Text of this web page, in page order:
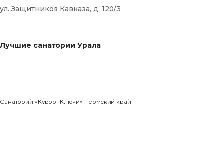
ул. Защитников Кавказа, д. 120/3
Лучшие санатории Урала
Санаторий «Курорт Ключи» Пермский край